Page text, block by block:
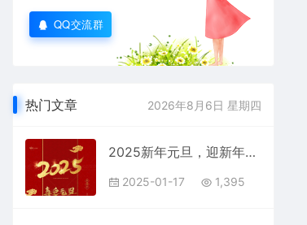
QQ交流群
热门文章 2026年8月6日 星期四
2025新年元旦，迎新年PSD素材
2025-01-17 1,395